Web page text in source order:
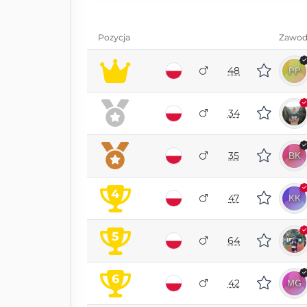
Pozycja
48
34
35
4 47
5 64
6 42